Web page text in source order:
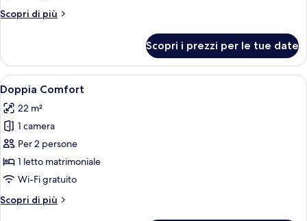
Scopri di più
Altri
Standard
Scopri i prezzi per le tue date
Apri
tutte
le
foto
per
Doppia
Comfort
Camera d'albergo con un letto
11
Doppia Comfort
22 m²
1 camera
Per 2 persone
1 letto matrimoniale
Wi-Fi gratuito
Scopri di più
Altri